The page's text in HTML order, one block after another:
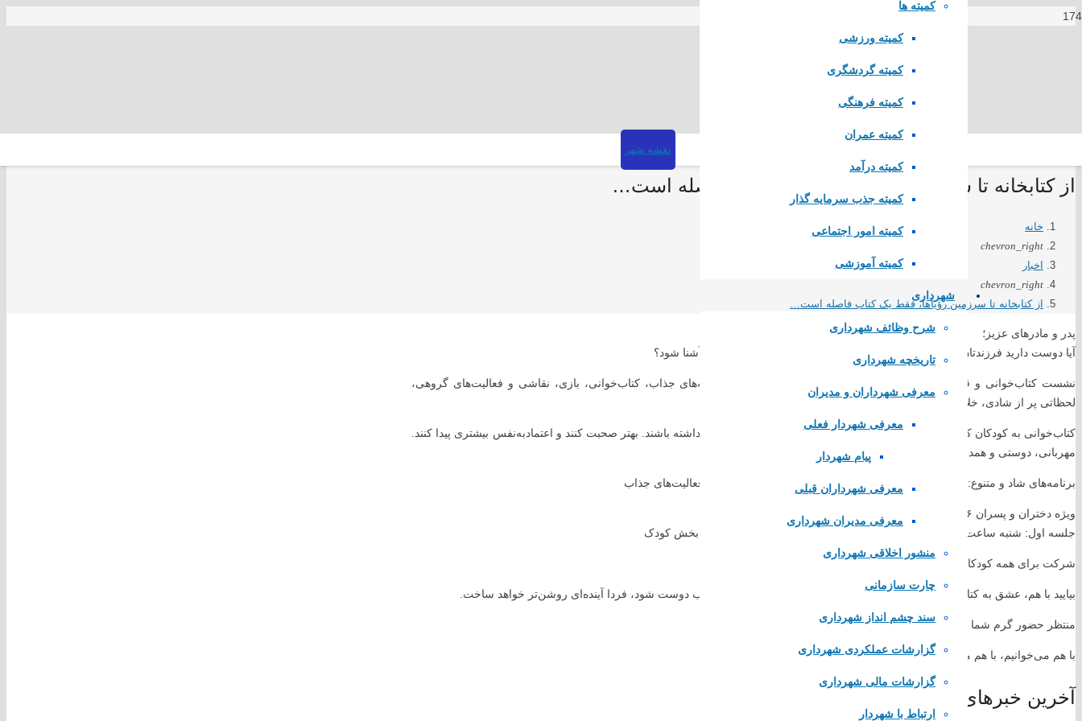
کمیته ها
کمیته ورزشی
کمیته گردشگری
کمیته فرهنگی
کمیته عمران
کمیته درآمد
کمیته جذب سرمایه گذار
کمیته امور اجتماعی
کمیته آموزشی
شهرداری
شرح وظائف شهرداری
تاریخچه شهرداری
معرفی شهرداران و مدیران
معرفی شهردار فعلی
پیام شهردار
معرفی شهرداران قبلی
معرفی مدیران شهرداری
منشور اخلاقی شهرداری
چارت سازمانی
سند چشم انداز شهرداری
گزارشات عملکردی شهرداری
گزارشات مالی شهرداری
ارتباط با شهردار
نقشه شهر
از کتابخانه تا سرزمین رؤیاها، فقط یک کتاب فاصله است…
خانه
chevron_right
اخبار
chevron_right
از کتابخانه تا سرزمین رؤیاها، فقط یک کتاب فاصله است…
پدر و مادرهای عزیز؛
آیا دوست دارید فرزندتان در محیطی شاد، امن و صمیمی، با دنیای شیرین کتاب‌ها آشنا شود؟
نشست کتاب‌خوانی و قصه‌گویی کودکان فرصتی است تا کودکان با شنیدن قصه‌های جذاب، کتاب‌خوانی، بازی، نقاشی و فعالیت‌های گروهی،
لحظاتی پر از شادی، خلاقیت و یادگیری را تجربه کنند.
کتاب‌خوانی به کودکان کمک می‌کند تا: خلاق‌تر فکر کنند. تمرکز و حافظه قوی‌تری داشته باشند. بهتر صحبت کنند و اعتمادبه‌نفس بیشتری پیدا کنند.
مهربانی، دوستی و همدلی را بیاموزند. با دنیایی از دانایی و خیال آشنا شوند.
برنامه‌های شاد و متنوع: قصه‌گویی کتاب‌خوانی گروهی بازی‌های خلاقانه نقاشی و فعالیت‌های جذاب
ویژه دختران و پسران ۶ تا ۱۲ سال
جلسه اول: شنبه ساعت ۵:۳۰ عصر کتابخانه عمومی سالار شهیدان شهر کرکوند – بخش کودک
شرکت برای همه کودکان کاملاً رایگان است.
بیایید با هم، عشق به کتاب را در دل کودکانمان بکاریم؛ زیرا کودکی که امروز با کتاب دوست شود، فردا آینده‌ای روشن‌تر خواهد ساخت.
منتظر حضور گرم شما و فرشته‌های کوچک کتاب‌دوست هستیم…
با هم می‌خوانیم، با هم می‌خندیم، با هم بزرگ می‌شویم.
آخرین خبرهای شهر
لینک های مستقیم
پایگاه اطلاع رسانی ریاست جمهوری
وزارت کشور
قوه قضاییه کشور
سازمان شهرداری ها و دهیاری های کشور
لینک های محلی
استانداری اصفهان
فرمانداری مبارکه
بنیاد مسکن مبارکه
شرکت مخابرات مبارکه
پایگاه همیاری شهرداری های اصفهان
تماس با